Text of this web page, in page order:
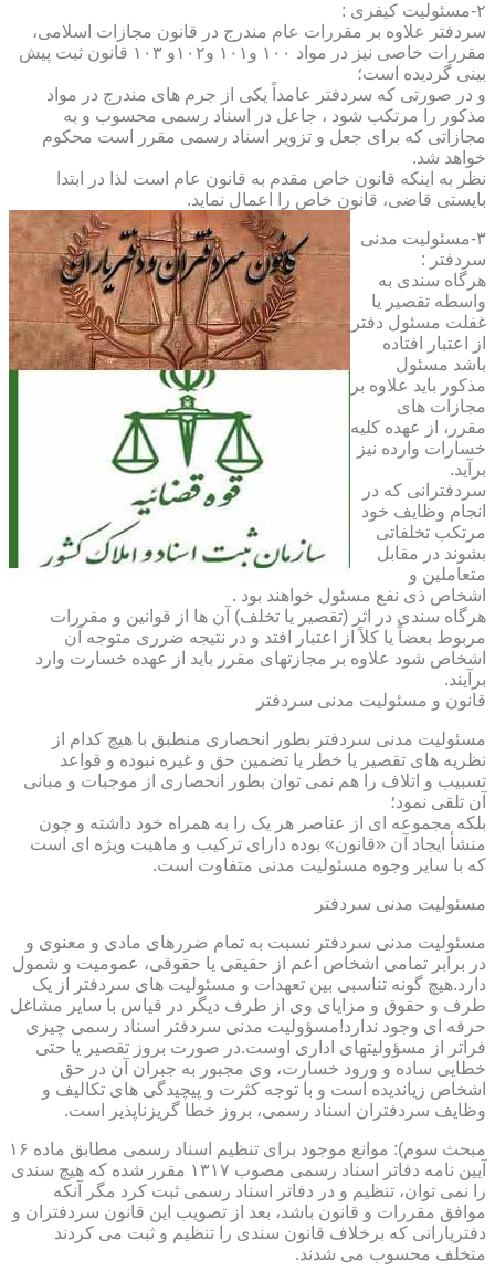
۲-مسئولیت کیفری :
سردفتر علاوه بر مقررات عام مندرج در قانون مجازات اسلامی،
مقررات خاصی نیز در مواد ۱۰۰ و۱۰۱ و۱۰۲و ۱۰۳ قانون ثبت پیش
بینی گردیده است؛
و در صورتی که سردفتر عامداً یکی از جرم های مندرج در مواد
مذکور را مرتکب شود ، جاعل در اسناد رسمی محسوب و به
مجازاتی که برای جعل و تزویر اسناد رسمی مقرر است محکوم
خواهد شد.
نظر به اینکه قانون خاص مقدم به قانون عام است لذا در ابتدا
بایستی قاضی، قانون خاص را اعمال نماید.
۳-مسئولیت مدنی
سردفتر :
هرگاه سندی به
واسطه تقصیر یا
غفلت مسئول دفتر
از اعتبار افتاده
باشد مسئول
مذکور باید علاوه بر
مجازات های
مقرر، از عهده کلیه
خسارات وارده نیز
برآید.
سردفترانی که در
انجام وظایف خود
مرتکب تخلفاتی
بشوند در مقابل
متعاملین و
اشخاص ذی نفع مسئول خواهند بود .
هرگاه سندی در اثر (تقصیر یا تخلف) آن ها از قوانین و مقررات
مربوط بعضاً یا کلاً از اعتبار افتد و در نتیجه ضرری متوجه آن
اشخاص شود علاوه بر مجازتهای مقرر باید از عهده خسارت وارد
برآیند.
قانون و مسئولیت مدنی سردفتر
مسئولیت مدنی سردفتر بطور انحصاری منطبق با هیچ کدام از
نظریه های تقصیر یا خطر یا تضمین حق و غیره نبوده و قواعد
تسبیب و اتلاف را هم نمی توان بطور انحصاری از موجبات و مبانی
آن تلقی نمود؛
بلکه مجموعه ای از عناصر هر یک را به همراه خود داشته و چون
منشأ ایجاد آن «قانون» بوده دارای ترکیب و ماهیت ویژه ای است
که با سایر وجوه مسئولیت مدنی متفاوت است.
مسئولیت مدنی سردفتر
مسئولیت مدنی سردفتر نسبت به تمام ضررهای مادی و معنوی و
در برابر تمامی اشخاص اعم از حقیقی یا حقوقی، عمومیت و شمول
دارد.هیچ گونه تناسبی بین تعهدات و مسئولیت های سردفتر از یک
طرف و حقوق و مزایای وی از طرف دیگر در قیاس با سایر مشاغل
حرفه ای وجود ندارد!مسؤولیت مدنی سردفتر اسناد رسمی چیزی
فراتر از مسؤولیتهای اداری اوست.در صورت بروز تقصیر یا حتی
خطایی ساده و ورود خسارت، وی مجبور به جبران آن در حق
اشخاص زیاندیده است و با توجه کثرت و پیچیدگی های تکالیف و
وظایف سردفتران اسناد رسمی، بروز خطا گریزناپذیر است.
مبحث سوم): موانع موجود برای تنظیم اسناد رسمی مطابق ماده ۱۶
آیین نامه دفاتر اسناد رسمی مصوب ۱۳۱۷ مقرر شده که هیچ سندی
را نمی توان، تنظیم و در دفاتر اسناد رسمی ثبت کرد مگر آنکه
موافق مقررات و قانون باشد، بعد از تصویب این قانون سردفتران و
دفتریارانی که برخلاف قانون سندی را تنظیم و ثبت می کردند
متخلف محسوب می شدند.